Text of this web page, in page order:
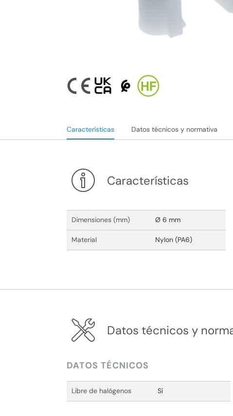
Características Datos técnicos y normativa
Características
Dimensiones (mm) Ø 6 mm
Material Nylon (PA6)
Datos técnicos y
DATOS TÉCNICOS
Libre de halógenos Sí